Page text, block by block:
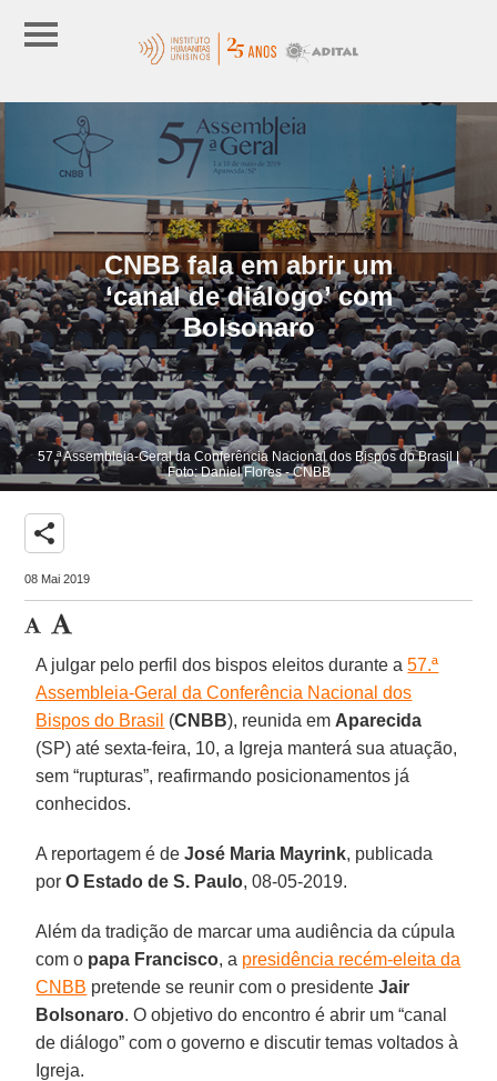
CNBB fala em abrir um
‘canal de diálogo’ com
Bolsonaro
57.ª Assembleia-Geral da Conferência Nacional dos Bispos do Brasil |
Foto: Daniel Flores - CNBB
share
08 Mai 2019
A julgar pelo perfil dos bispos eleitos durante a57.ª
Assembleia-Geral da Conferência Nacional dos
Bispos do Brasil (CNBB), reunida em Aparecida
(SP) até sexta-feira, 10, a Igreja manterá sua atuação,
sem “rupturas”, reafirmando posicionamentos já
conhecidos.
A reportagem é deJosé Maria Mayrink, publicada
porO Estado de S. Paulo, 08-05-2019.
Além da tradição de marcar uma audiência da cúpula
com o papa Francisco, a presidência recém-eleita da
CNBB pretende se reunir com o presidenteJair
Bolsonaro. O objetivo do encontro é abrir um “canal
de diálogo” com o governo e discutir temas voltados à
Igreja.